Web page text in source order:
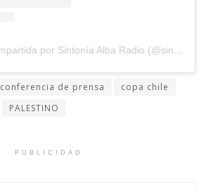
Una publicación compartida por Sintonía Alba Radio (@sintoniaalbaradio)
conferencia de prensa
copa chile
PALESTINO
PUBLICIDAD